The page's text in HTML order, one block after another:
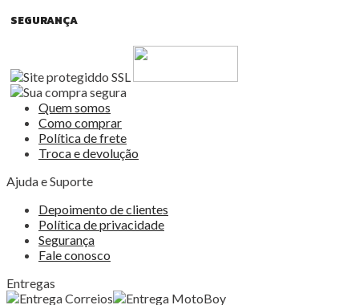
SEGURANÇA
Quem somos
Como comprar
Política de frete
Troca e devolução
Ajuda e Suporte
Depoimento de clientes
Política de privacidade
Segurança
Fale conosco
Entregas